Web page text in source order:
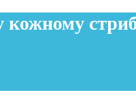
кожному